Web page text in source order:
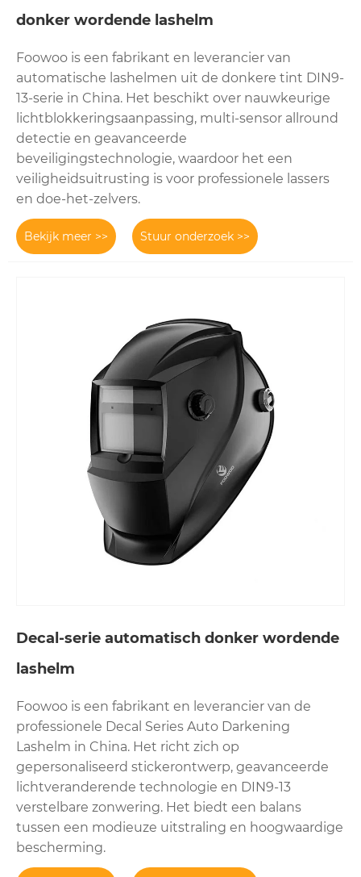
donker wordende lashelm
Foowoo is een fabrikant en leverancier van
automatische lashelmen uit de donkere tint DIN9-
13-serie in China. Het beschikt over nauwkeurige
lichtblokkeringsaanpassing, multi-sensor allround
detectie en geavanceerde
beveiligingstechnologie, waardoor het een
veiligheidsuitrusting is voor professionele lassers
en doe-het-zelvers.
Bekijk meer >> Stuur onderzoek >>
Decal-serie automatisch donker wordende
lashelm
Foowoo is een fabrikant en leverancier van de
professionele Decal Series Auto Darkening
Lashelm in China. Het richt zich op
gepersonaliseerd stickerontwerp, geavanceerde
lichtveranderende technologie en DIN9-13
verstelbare zonwering. Het biedt een balans
tussen een modieuze uitstraling en hoogwaardige
bescherming.